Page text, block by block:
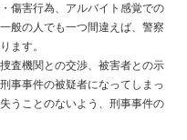
傷害行為、アルバイト感覚での
般の人でも一つ間違えば、警察
ます。
査機関との交渉、被害者との示
事事件の被疑者になってしまっ
うことのないよう、刑事事件の